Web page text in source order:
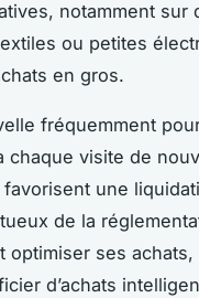
notamment
ou petites
en gros.
fréquemment
chaque visite de
une
de la
optimiser ses
d’achats